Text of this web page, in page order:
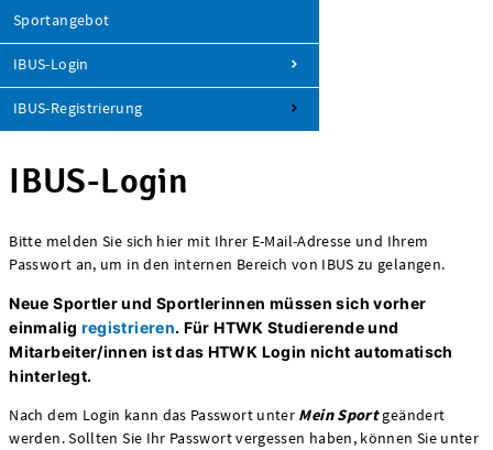
Sportangebot
IBUS-Login
IBUS-Registrierung
IBUS-Login
Bitte melden Sie sich hier mit Ihrer E-Mail-Adresse und Ihrem
Passwort an, um in den internen Bereich von IBUS zu gelangen.
Neue Sportler und Sportlerinnen müssen sich vorher
einmalig registrieren. Für HTWK Studierende und
Mitarbeiter/innen ist das HTWK Login nicht automatisch
hinterlegt.
Nach dem Login kann das Passwort unter Mein Sport geändert
werden. Sollten Sie Ihr Passwort vergessen haben, können Sie unter